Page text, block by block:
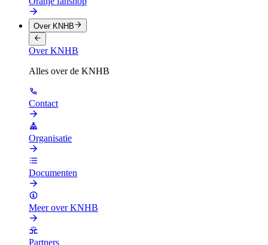
Over KNHB
Over KNHB
Alles over de KNHB
Contact
Organisatie
Documenten
Meer over KNHB
Partners